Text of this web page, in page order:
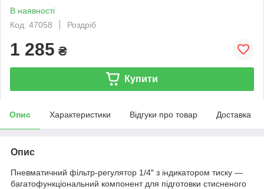
В наявності
Код: 47058
Роздріб
1 285 ₴
Купити
Опис Характеристики Відгуки про товар Доставка
Опис
Пневматичний фільтр‑регулятор 1/4″ з індикатором тиску —
багатофункціональний компонент для підготовки стисненого